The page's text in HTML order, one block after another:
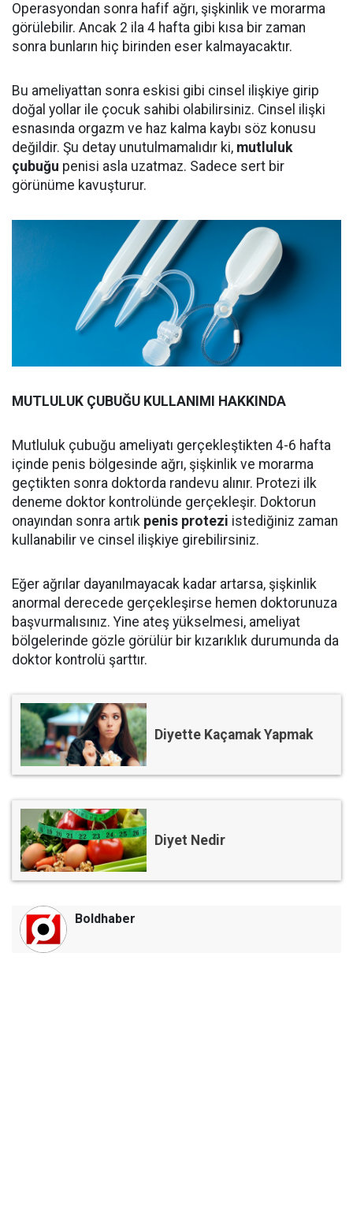
Operasyondan sonra hafif ağrı, şişkinlik ve morarma
görülebilir. Ancak 2 ila 4 hafta gibi kısa bir zaman
sonra bunların hiç birinden eser kalmayacaktır.
Bu ameliyattan sonra eskisi gibi cinsel ilişkiye girip
doğal yollar ile çocuk sahibi olabilirsiniz. Cinsel ilişki
esnasında orgazm ve haz kalma kaybı söz konusu
değildir. Şu detay unutulmamalıdır ki, mutluluk
çubuğu penisi asla uzatmaz. Sadece sert bir
görünüme kavuşturur.
MUTLULUK ÇUBUĞU KULLANIMI HAKKINDA
Mutluluk çubuğu ameliyatı gerçekleştikten 4-6 hafta
içinde penis bölgesinde ağrı, şişkinlik ve morarma
geçtikten sonra doktorda randevu alınır. Protezi ilk
deneme doktor kontrolünde gerçekleşir. Doktorun
onayından sonra artık penis protezi istediğiniz zaman
kullanabilir ve cinsel ilişkiye girebilirsiniz.
Eğer ağrılar dayanılmayacak kadar artarsa, şişkinlik
anormal derecede gerçekleşirse hemen doktorunuza
başvurmalısınız. Yine ateş yükselmesi, ameliyat
bölgelerinde gözle görülür bir kızarıklık durumunda da
doktor kontrolü şarttır.
Diyette Kaçamak Yapmak
Diyet Nedir
Boldhaber